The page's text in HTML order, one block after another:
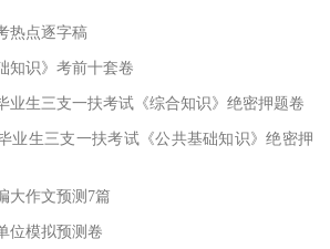
热点逐字稿
知识》考前十套卷
业生三支一扶考试《综合知识》绝密押题卷
业生三支一扶考试《公共基础知识》绝密押
大作文预测7篇
位模拟预测卷